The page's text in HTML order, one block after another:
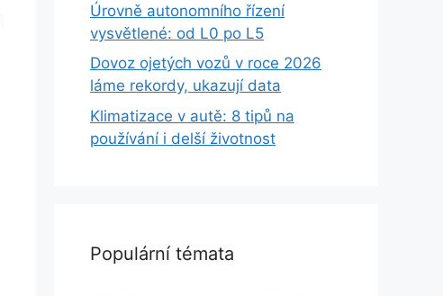
Úrovně autonomního řízení
vysvětlené: od L0 po L5
Dovoz ojetých vozů v roce 2026
láme rekordy, ukazují data
Klimatizace v autě: 8 tipů na
používání i delší životnost
Populární témata